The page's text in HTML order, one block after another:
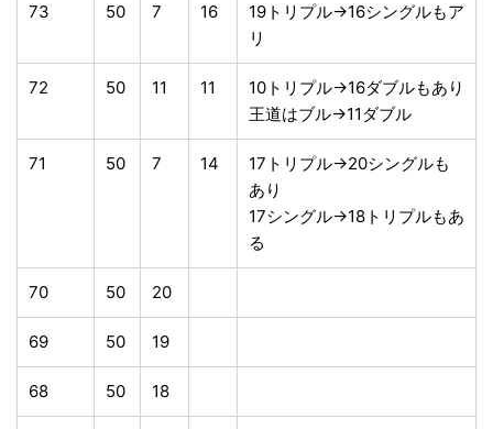
73 50 7 16
19トリプル→16シングルもア
リ
72 50 11 11
10トリプル→16ダブルもあり
王道はブル→11ダブル
71 50 7 14
17トリプル→20シングルも
あり
17シングル→18トリプルもあ
る
70 50 20
69 50 19
68 50 18